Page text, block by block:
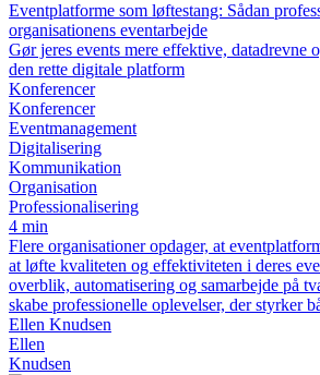
Eventplatforme som løftestang: Sådan
organisationens eventarbejde
Gør jeres events mere effektive, datadrevne
den rette digitale platform
Konferencer
Konferencer
Eventmanagement
Digitalisering
Kommunikation
Organisation
Professionalisering
4 min
Flere organisationer opdager, at
at løfte kvaliteten og effektiviteten i deres
overblik, automatisering og samarbejde på
skabe professionelle oplevelser, der styrker
Ellen Knudsen
Ellen
Knudsen